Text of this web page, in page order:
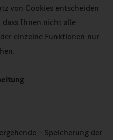
von Cookies entscheiden
dass Ihnen nicht alle
einzelne Funktionen nur
– Speicherung der